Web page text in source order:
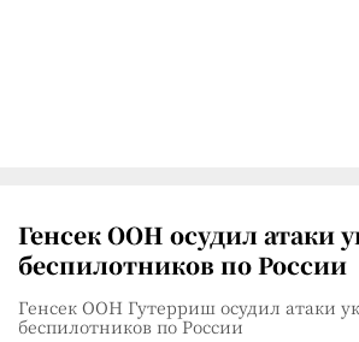
Генсек ООН осудил атаки
беспилотников по России
Генсек ООН Гутерриш осудил атаки
беспилотников по России